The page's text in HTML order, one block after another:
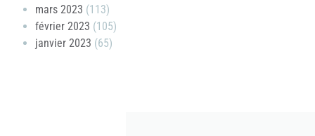
mars 2023 (113)
février 2023 (105)
janvier 2023 (65)